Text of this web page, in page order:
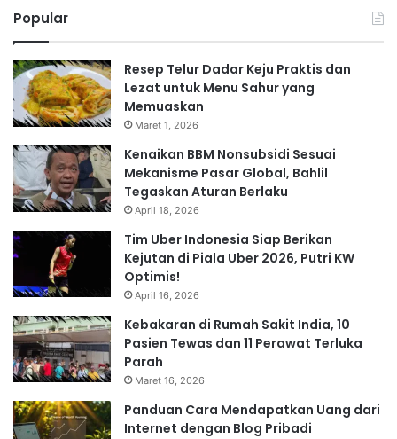
Popular
Resep Telur Dadar Keju Praktis dan
Lezat untuk Menu Sahur yang
Memuaskan
Maret 1, 2026
Kenaikan BBM Nonsubsidi Sesuai
Mekanisme Pasar Global, Bahlil
Tegaskan Aturan Berlaku
April 18, 2026
Tim Uber Indonesia Siap Berikan
Kejutan di Piala Uber 2026, Putri KW
Optimis!
April 16, 2026
Kebakaran di Rumah Sakit India, 10
Pasien Tewas dan 11 Perawat Terluka
Parah
Maret 16, 2026
Panduan Cara Mendapatkan Uang dari
Internet dengan Blog Pribadi